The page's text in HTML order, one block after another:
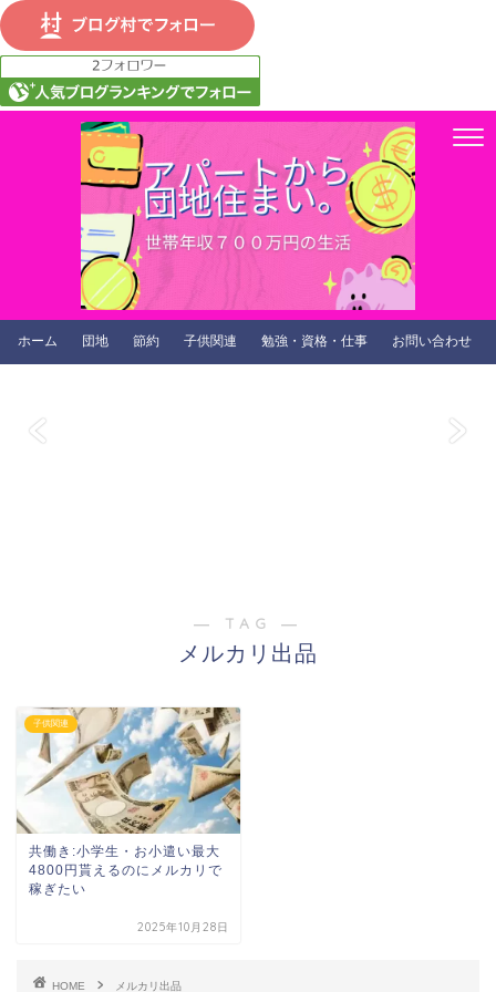
ホーム 団地 節約 子供関連 勉強・資格・仕事 お問い合わせ
― TAG ―
メルカリ出品
子供関連
共働き:小学生・お小遣い最大
4800円貰えるのにメルカリで
稼ぎたい
2025年10月28日
HOME メルカリ出品